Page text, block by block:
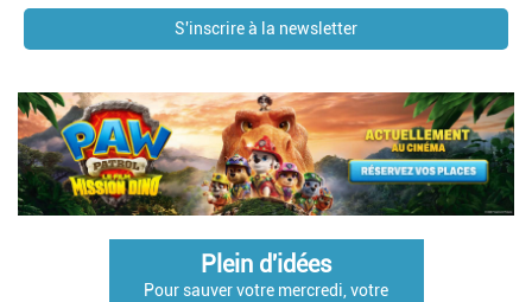
Plein d'idées
Pour sauver votre mercredi, votre